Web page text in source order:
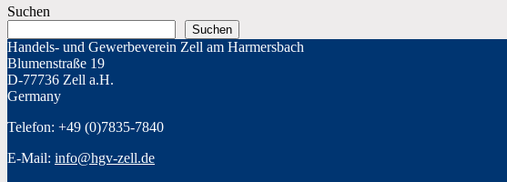
Suchen
Suchen
Handels- und Gewerbeverein Zell am Harmersbach
Blumenstraße 19
D-77736 Zell a.H.
Germany
Telefon: +49 (0)7835-7840
E-Mail: info@hgv-zell.de